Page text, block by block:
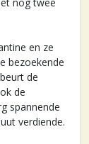
en ze
bezoekende
de
de
spannende
verdiende.